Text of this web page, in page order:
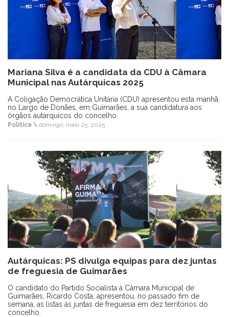
Mariana Silva é a candidata da CDU à Câmara
Municipal nas Autárquicas 2025
A Coligação Democrática Unitária (CDU) apresentou esta manhã,
no Largo de Donães, em Guimarães, a sua candidatura aos
órgãos autárquicos do concelho.
Política \ domingo, maio 25, 2025
Autárquicas: PS divulga equipas para dez juntas
de freguesia de Guimarães
O candidato do Partido Socialista à Câmara Municipal de
Guimarães, Ricardo Costa, apresentou, no passado fim de
semana, as listas às juntas de freguesia em dez territórios do
concelho.